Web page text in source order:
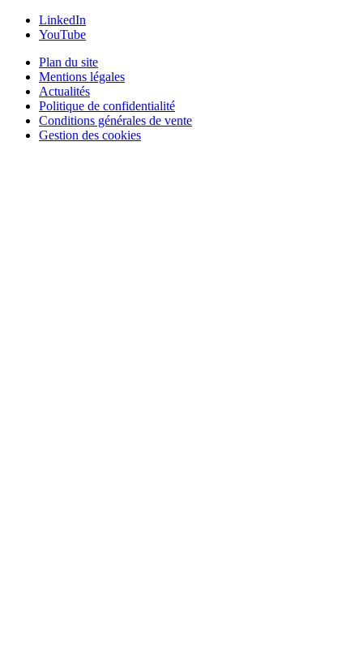
LinkedIn
YouTube
Plan du site
Mentions légales
Actualités
Politique de confidentialité
Conditions générales de vente
Gestion des cookies